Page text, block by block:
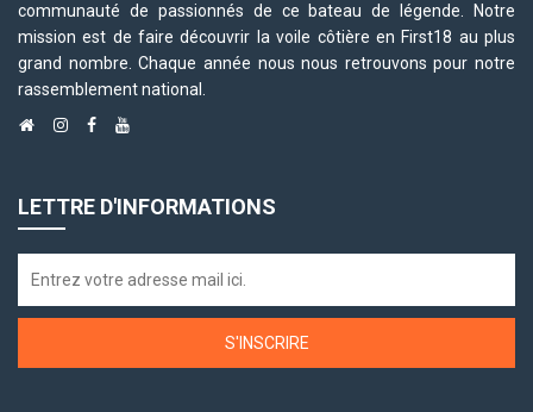
communauté de passionnés de ce bateau de légende. Notre
mission est de faire découvrir la voile côtière en First18 au plus
grand nombre. Chaque année nous nous retrouvons pour notre
rassemblement national.
LETTRE D'INFORMATIONS
S'INSCRIRE